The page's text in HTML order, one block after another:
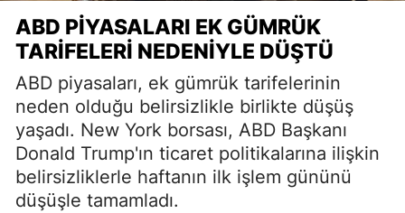
ABD PIYASALARI EK GÜMRÜK
TARIFELERI NEDENIYLE DÜŞTÜ
ABD piyasaları, ek gümrük tarifelerinin
neden olduğu belirsizlikle birlikte düşüş
yaşadı. New York borsası, ABD Başkanı
Donald Trump'ın ticaret politikalarına ilişkin
belirsizliklerle haftanın ilk işlem gününü
düşüşle tamamladı.